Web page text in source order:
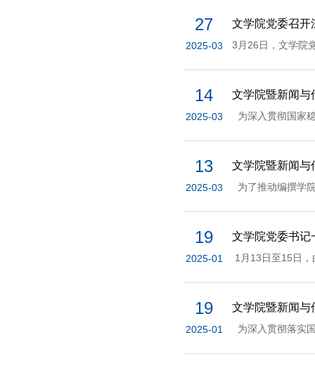
文学院党委召开
27
2025-03
文学院暨新闻与
14
2025-03
文学院暨新闻与
13
2025-03
文学院党委书记
19
2025-01
文学院暨新闻与
19
2025-01